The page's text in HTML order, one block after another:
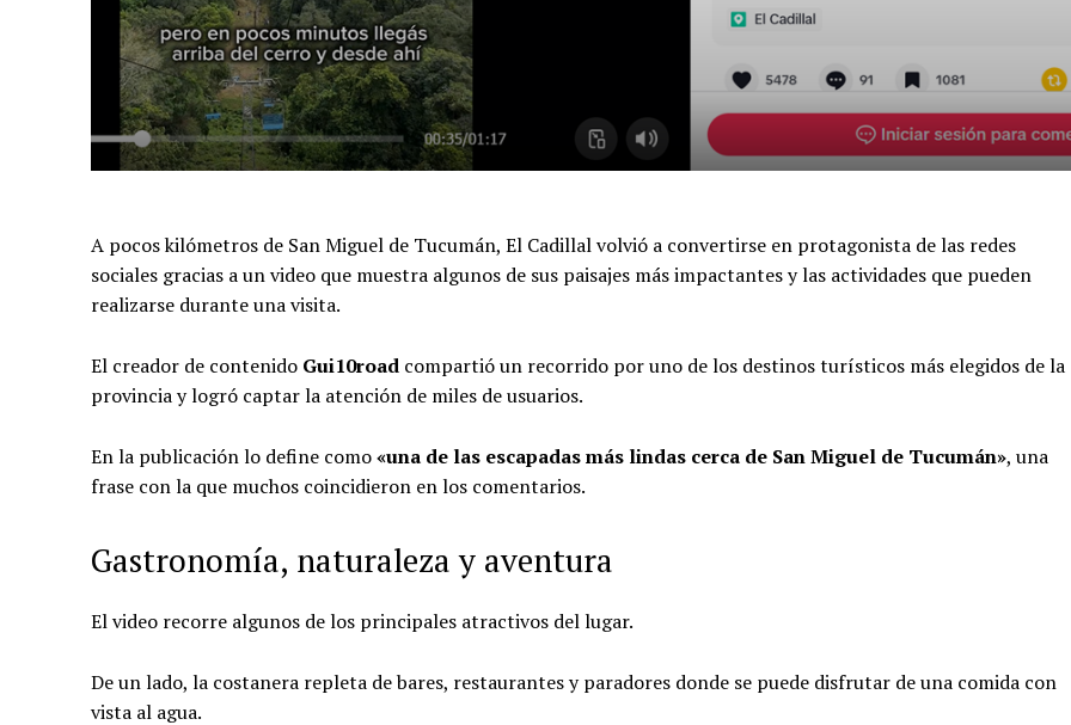
A pocos kilómetros de San Miguel de Tucumán, El Cadillal volvió a convertirse en protagonista de las redes
sociales gracias a un video que muestra algunos de sus paisajes más impactantes y las actividades que pueden
realizarse durante una visita.
El creador de contenido Gui10road compartió un recorrido por uno de los destinos turísticos más elegidos de la
provincia y logró captar la atención de miles de usuarios.
En la publicación lo define como«una de las escapadas más lindas cerca de San Miguel de Tucumán», una
frase con la que muchos coincidieron en los comentarios.
Gastronomía, naturaleza y aventura
El video recorre algunos de los principales atractivos del lugar.
De un lado, la costanera repleta de bares, restaurantes y paradores donde se puede disfrutar de una comida con
vista al agua.